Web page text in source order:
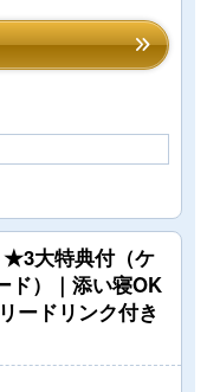
★3大特典付（ケ
ド）｜添い寝OK
ードリンク付き